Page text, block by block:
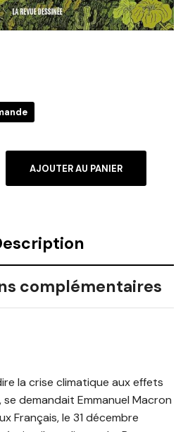
AJOUTER AU PANIER
complémentaires
la crise climatique aux effets
demandait Emmanuel Macron
Français, le 31 décembre